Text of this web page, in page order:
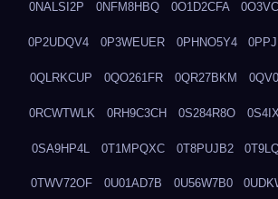
0NALSI2P 0NFM8HBQ 0O1D2CFA
0P2UDQV4 0P3WEUER 0PHNO5Y4
0QLRKCUP 0QO261FR 0QR27BKM
0RCWTWLK 0RH9C3CH 0S284R8O
0SA9HP4L 0T1MPQXC 0T8PUJB2
0TWV72OF 0U01AD7B 0U56W7B0